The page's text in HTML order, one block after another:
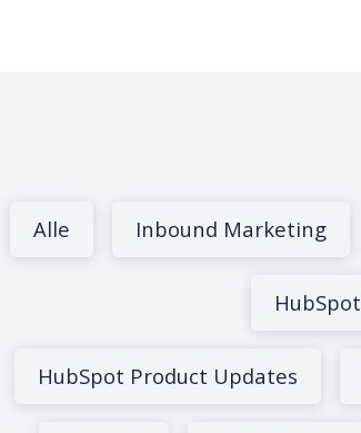
Alle Inbound Marketing
HubSpot
HubSpot Product Updates